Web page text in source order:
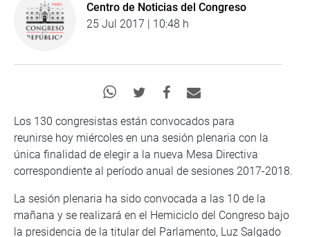
Centro de Noticias del Congreso
25 Jul 2017 | 10:48 h
Los 130 congresistas están convocados para
reunirse hoy miércoles en una sesión plenaria con la
única finalidad de elegir a la nueva Mesa Directiva
correspondiente al período anual de sesiones 2017-2018.
La sesión plenaria ha sido convocada a las 10 de la
mañana y se realizará en el Hemiciclo del Congreso bajo
la presidencia de la titular del Parlamento, Luz Salgado